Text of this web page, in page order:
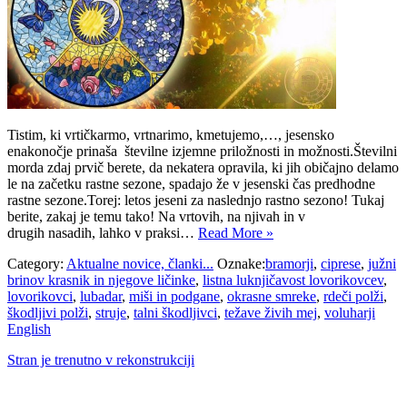
Tistim, ki vrtičkarmo, vrtnarimo, kmetujemo,…, jesensko
enakonočje prinaša številne izjemne priložnosti in možnosti.Številni
morda zdaj prvič berete, da nekatera opravila, ki jih običajno delamo
le na začetku rastne sezone, spadajo že v jesenski čas predhodne
rastne sezone.Torej: letos jeseni za naslednjo rastno sezono! Tukaj
berite, zakaj je temu tako! Na vrtovih, na njivah in v
drugih nasadih, lahko v praksi… Read More »
Category: Aktualne novice, članki... Oznake:bramorji, ciprese, južni
brinov krasnik in njegove ličinke, listna luknjičavost lovorikovcev,
lovorikovci, lubadar, miši in podgane, okrasne smreke, rdeči polži,
škodljivi polži, struje, talni škodljivci, težave živih mej, voluharji
English
Stran je trenutno v rekonstrukciji